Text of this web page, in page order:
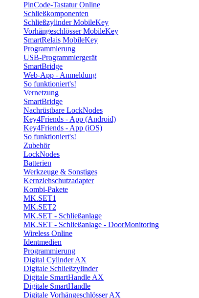
PinCode-Tastatur Online
Schließkomponenten
Schließzylinder MobileKey
Vorhängeschlösser MobileKey
SmartRelais MobileKey
Programmierung
USB-Programmiergerät
SmartBridge
Web-App - Anmeldung
So funktioniert's!
Vernetzung
SmartBridge
Nachrüstbare LockNodes
Key4Friends - App (Android)
Key4Friends - App (iOS)
So funktioniert's!
Zubehör
LockNodes
Batterien
Werkzeuge & Sonstiges
Kernziehschutzadapter
Kombi-Pakete
MK.SET1
MK.SET2
MK.SET - Schließanlage
MK.SET - Schließanlage - DoorMonitoring
Wireless Online
Identmedien
Programmierung
Digital Cylinder AX
Digitale Schließzylinder
Digitale SmartHandle AX
Digitale SmartHandle
Digitale Vorhängeschlösser AX